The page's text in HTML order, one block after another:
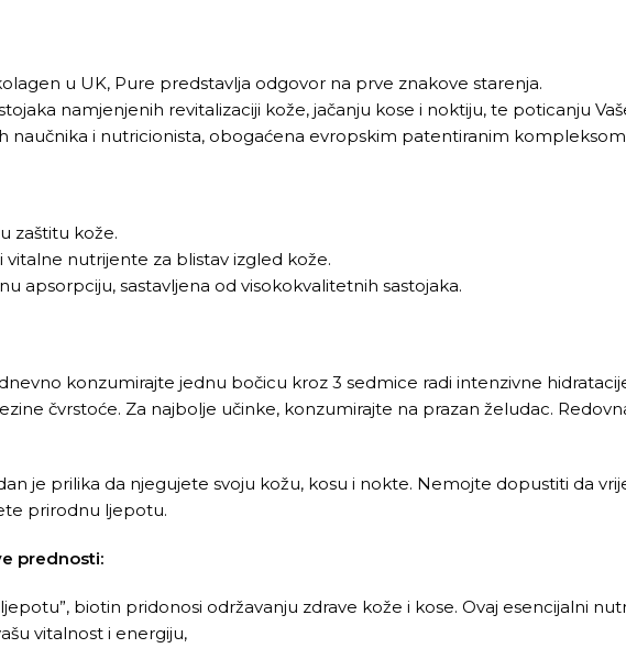
u UK, Pure predstavlja odgovor na prve znakove starenja.
namjenjenih revitalizaciji kože, jačanju kose i noktiju, te poticanju
i nutricionista, obogaćena evropskim patentiranim kompleksom
zaštitu kože.
vitalne nutrijente za blistav izgled kože.
apsorpciju, sastavljena od visokokvalitetnih sastojaka.
konzumirajte jednu bočicu kroz 3 sedmice radi intenzivne
čvrstoće. Za najbolje učinke, konzumirajte na prazan želudac.
je prilika da njegujete svoju kožu, kosu i nokte. Nemojte dopustiti da
prirodnu ljepotu.
prednosti:
biotin pridonosi održavanju zdrave kože i kose. Ovaj esencijalni
vitalnost i energiju,